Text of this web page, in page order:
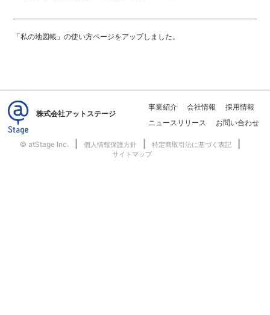
「私の地図帳」の使い方ページをアップしました。
株式会社アットステージ
事業紹介 会社情報
採用情報
ニュースリリース
お問い合わせ
© atStage Inc. 個人情報保護方針 特定商取引法に基づく表記
サイトマップ